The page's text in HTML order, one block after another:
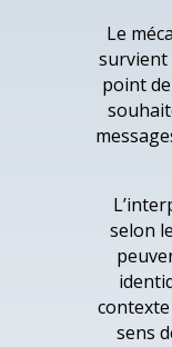
Le
survient
point
selon
sens